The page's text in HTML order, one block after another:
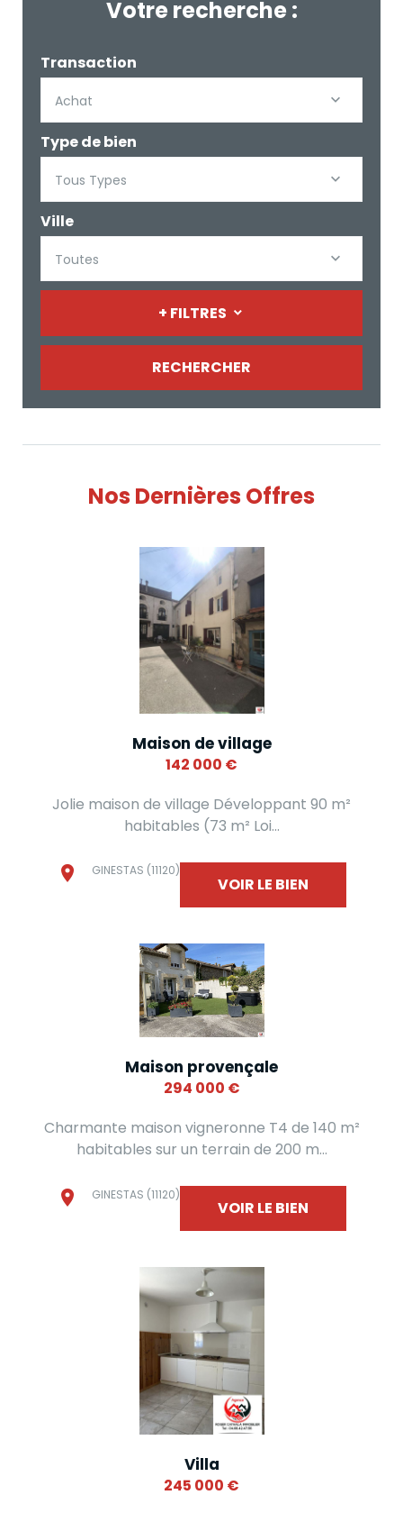
Votre recherche :
Transaction
Achat
Type de bien
Tous Types
Ville
Toutes
+ FILTRES
RECHERCHER
Nos Dernières Offres
Maison de village
142 000 €
Jolie maison de village Développant 90 m²
habitables (73 m² Loi...
GINESTAS (11120)
VOIR LE BIEN
Maison provençale
294 000 €
Charmante maison vigneronne T4 de 140 m²
habitables sur un terrain de 200 m...
GINESTAS (11120)
VOIR LE BIEN
Villa
245 000 €